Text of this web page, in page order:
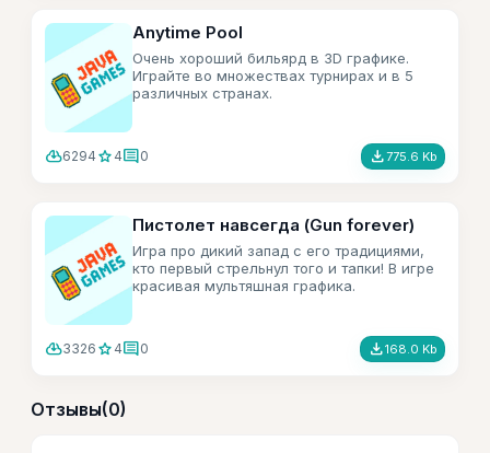
Anytime Pool
Очень хороший бильярд в 3D графике.
Играйте во множествах турнирах и в 5
различных странах.
cloud_download6294 star 4comment0 file_download775.6 Kb
Пистолет навсегда (Gun forever)
Игра про дикий запад с его традициями,
кто первый стрельнул того и тапки! В игре
красивая мультяшная графика.
cloud_download3326 star 4comment0 file_download168.0 Kb
Отзывы(0)